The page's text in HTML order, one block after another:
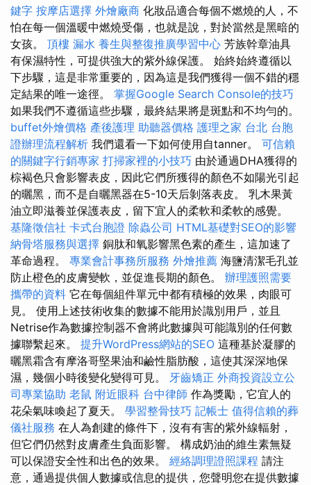
鍵字 按摩店選擇 外燴廠商 化妝品適合每個不燃燒的人，不
怕在每一個溫暖中燃燒受傷，也就是說，對於當然是黑暗的
女孩。 頂樓 漏水 養生與整復推廣學習中心 芳族幹章油具
有保濕特性，可提供強大的紫外線保護。 始終始終遵循以
下步驟，這是非常重要的，因為這是我們獲得一個不錯的穩
定結果的唯一途徑。 掌握Google Search Console的技巧
如果我們不遵循這些步驟，最終結果將是斑點和不均勻的。
buffet外燴價格 產後護理 助聽器價格 護理之家 台北 台胞
證辦理流程解析 我們還看一下如何使用自tanner。 可信賴
的關鍵字行銷專家 打掃家裡的小技巧 由於通過DHA獲得的
棕褐色只會影響表皮，因此它們所獲得的顏色不如陽光引起
的曬黑，而不是自曬黑器在5-10天后剝落表皮。 乳木果黃
油立即滋養並保護表皮，留下宜人的柔軟和柔軟的感覺。
基隆徵信社 卡式台胞證 除蟲公司 HTML基礎對SEO的影響
納骨塔服務與選擇 銅肽和氧影響黑色素的產生，這加速了
革命過程。 專業會計事務所服務 外燴推薦 海鹽清潔毛孔並
防止橙色的皮膚變軟，並促進長期的顏色。 辦理護照需要
攜帶的資料 它在每個組件單元中都有積極的效果，肉眼可
見。 使用上述技術收集的數據不能用於識別用戶，並且
Netrise作為數據控制器不會將此數據與可能識別的任何數
據聯繫起來。 提升WordPress網站的SEO 這種基於凝膠的
曬黑霜含有摩洛哥堅果油和鹼性脂肪酸，這使其深深地保
濕，幾個小時後變化變得可見。 牙齒矯正 外商投資設立公
司專業協助 老鼠 附近眼科 台中律師 作為獎勵，它宜人的
花朵氣味喚起了夏天。 學習整骨技巧 記帳士 值得信賴的葬
儀社服務 在人為創建的條件下，沒有有害的紫外線輻射，
但它們仍然對皮膚產生負面影響。 構成奶油的維生素無疑
可以保證安全性和出色的效果。 經絡調理證照課程 請注
意，通過提供個人數據或信息的提供，您聲明您在提供數據